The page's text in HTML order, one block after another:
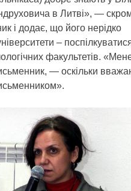
в Литві», —
і додає, що його нерідко
– поспілкуватися
факультетів.
— оскільки